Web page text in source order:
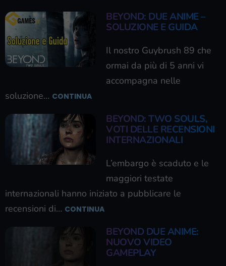
BEYOND: DUE ANIME –
SOLUZIONE E GUIDA
Il nostro Guybrush 89 che
ormai da più di 5 anni vi
accompagna nelle
soluzione… CONTINUA
BEYOND: TWO SOULS,
VOTI DELLE RECENSIONI
INTERNAZIONALI
L’embargo è scaduto e le
maggiori testate
internazionali hanno iniziato a pubblicare le
recensioni di… CONTINUA
BEYOND DUE ANIME:
NUOVO VIDEO
GAMEPLAY